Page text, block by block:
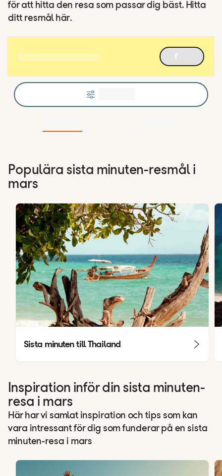
för att hitta den resa som passar dig bäst. Hitta
ditt resmål här.
Populära sista minuten-resmål i
mars
Sista minuten till Thailand
Inspiration inför din sista minuten-
resa i mars
Här har vi samlat inspiration och tips som kan
vara intressant för dig som funderar på en sista
minuten-resa i mars